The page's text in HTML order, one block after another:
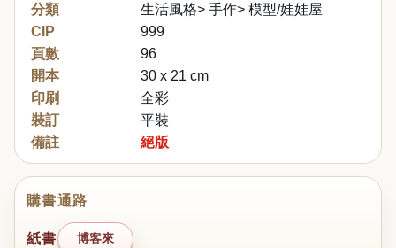
分類
生活風格> 手作> 模型/娃娃屋
CIP
999
頁數
96
開本
30 x 21 cm
印刷
全彩
裝訂
平裝
備註
絕版
購書通路
紙書 博客來